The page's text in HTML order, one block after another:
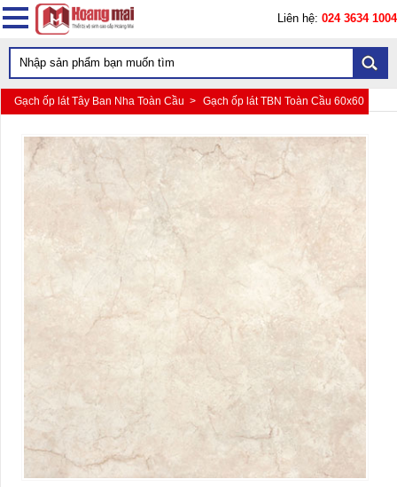
Liên hệ: 024 3634 1004
Gạch ốp lát Tây Ban Nha Toàn Cầu > Gạch ốp lát TBN Toàn Cầu 60x60